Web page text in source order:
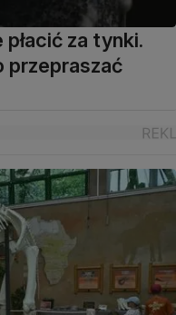
płacić za tynki.
przepraszać